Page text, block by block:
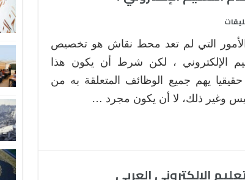
أصبح
من
الضروري
تخصيص
نظام
التي لم تعد محط نقاش هو تخصيص
الإلكتروني ، لكن شرط أن يكون هذا
يهم جميع الوظائف المتعلقة به من
وغير ذلك، لا أن يكون مجرد …
الإلكتروني العربي